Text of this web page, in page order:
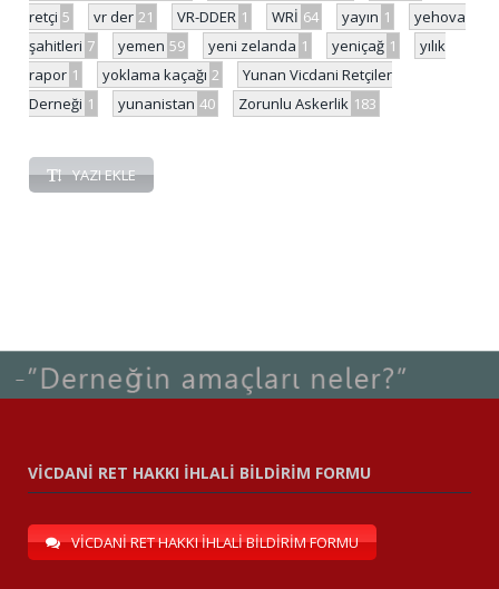
retçi 5 vr der 21 VR-DDER 1 WRİ 64 yayın 1
yehova
şahitleri 7 yemen 59 yeni zelanda 1 yeniçağ 1
yılık
rapor 1 yoklama kaçağı 2
Yunan Vicdani Retçiler
Derneği 1 yunanistan 40 Zorunlu Askerlik 183
YAZI EKLE
VİCDANİ RET HAKKI İHLALİ BİLDİRİM FORMU
VİCDANİ RET HAKKI İHLALİ BİLDİRİM FORMU